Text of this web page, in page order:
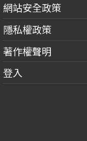
網站安全政策
隱私權政策
著作權聲明
登入